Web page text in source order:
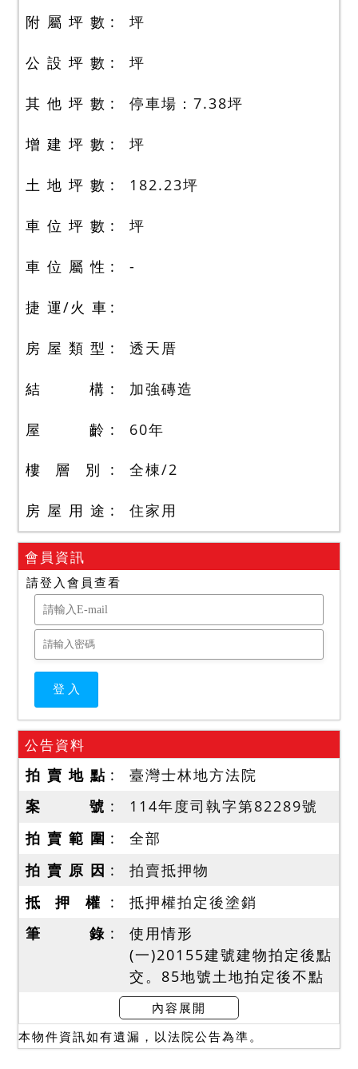
附 屬 坪 數 坪
公 設 坪 數 坪
其 他 坪 數 停車場：7.38坪
增 建 坪 數 坪
土 地 坪 數 182.23坪
車 位 坪 數 坪
車 位 屬 性 -
捷 運/火 車
房 屋 類 型 透天厝
結 構 加強磚造
屋 齡 60年
樓 層 別 全棟/2
房 屋 用 途 住家用
會員資訊
請登入會員查看
公告資料
拍 賣 地 點
臺灣士林地方法院
案 號
114年度司執字第82289號
拍 賣 範 圍
全部
拍 賣 原 因
拍賣抵押物
抵 押 權
抵押權拍定後塗銷
筆 錄
使用情形
(一)20155建號建物拍定後點
交。85地號土地拍定後不點
交。
(二)114年9月12日現場查封
時，20155建號建物大門鎖
內容展開
本物件資訊如有遺漏，以法院公告為準。